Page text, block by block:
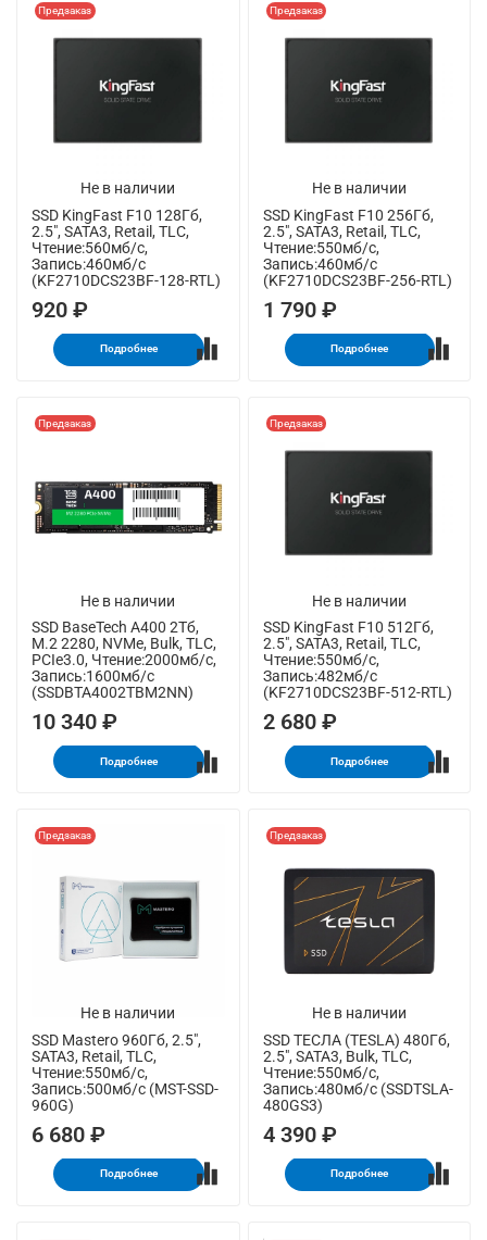
Не в наличии
Предзаказ
SSD KingFast F10 128Гб,
2.5", SATA3, Retail, TLC,
Чтение:560мб/с,
Запись:460мб/с
(KF2710DCS23BF-128-RTL)
920 ₽
Подробнее
Не в наличии
Предзаказ
SSD KingFast F10 256Гб,
2.5", SATA3, Retail, TLC,
Чтение:550мб/с,
Запись:460мб/с
(KF2710DCS23BF-256-RTL)
1 790 ₽
Подробнее
Не в наличии
Предзаказ
SSD BaseTech A400 2Тб,
M.2 2280, NVMe, Bulk, TLC,
PCIe3.0, Чтение:2000мб/с,
Запись:1600мб/с
(SSDBTA4002TBM2NN)
10 340 ₽
Подробнее
Не в наличии
Предзаказ
SSD KingFast F10 512Гб,
2.5", SATA3, Retail, TLC,
Чтение:550мб/с,
Запись:482мб/с
(KF2710DCS23BF-512-RTL)
2 680 ₽
Подробнее
Не в наличии
Предзаказ
SSD Mastero 960Гб, 2.5",
SATA3, Retail, TLC,
Чтение:550мб/с,
Запись:500мб/с (MST-SSD-
960G)
6 680 ₽
Подробнее
Не в наличии
Предзаказ
SSD ТЕСЛА (TESLA) 480Гб,
2.5", SATA3, Bulk, TLC,
Чтение:550мб/с,
Запись:480мб/с (SSDTSLA-
480GS3)
4 390 ₽
Подробнее